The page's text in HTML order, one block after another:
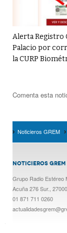
Alerta Registro
Palacio por
la CURP
Comenta esta
Noticieros GREM
NOTICIEROS GREM
Grupo Radio Estéreo
Acuña 276 Sur.,
01 871 711 0260